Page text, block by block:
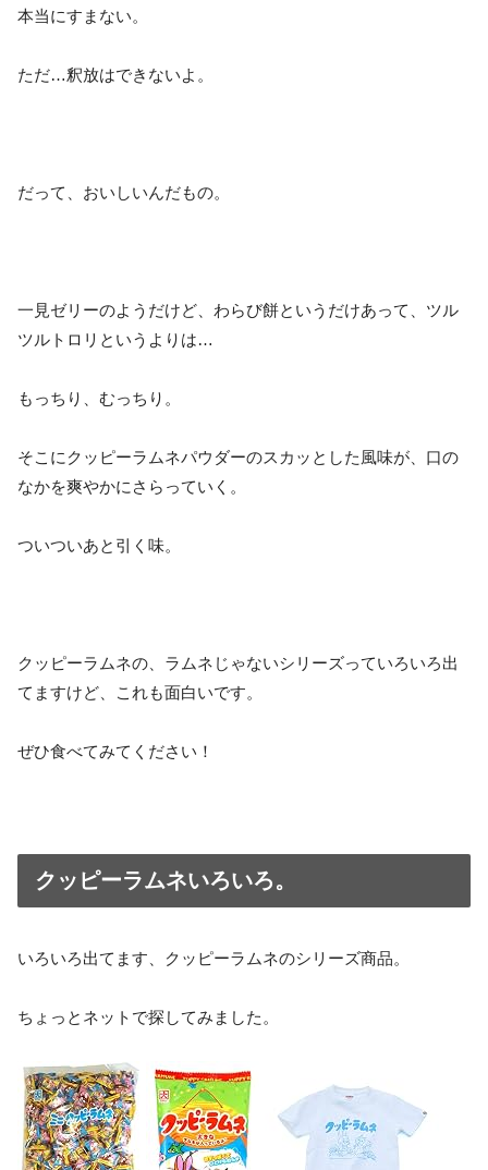
本当にすまない。
ただ…釈放はできないよ。
だって、おいしいんだもの。
一見ゼリーのようだけど、わらび餅というだけあって、ツル
ツルトロリというよりは…
もっちり、むっちり。
そこにクッピーラムネパウダーのスカッとした風味が、口の
なかを爽やかにさらっていく。
ついついあと引く味。
クッピーラムネの、ラムネじゃないシリーズっていろいろ出
てますけど、これも面白いです。
ぜひ食べてみてください！
クッピーラムネいろいろ。
いろいろ出てます、クッピーラムネのシリーズ商品。
ちょっとネットで探してみました。